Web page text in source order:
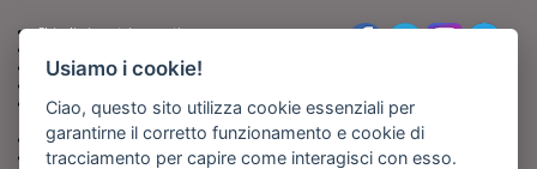
Chiedi ai nostri esperti
Fai pubblicità con noi
Iscriviti al nostro corso di
giornalismo
Compra i nostri libri
Entra in Barinedita Map
Usiamo i cookie!
Ciao, questo sito utilizza cookie essenziali per
garantirne il corretto funzionamento e cookie di
tracciamento per capire come interagisci con esso.